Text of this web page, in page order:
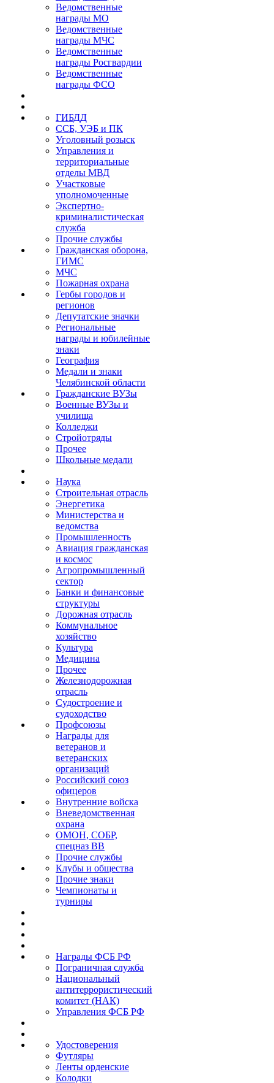
Ведомственные
награды МО
Ведомственные
награды МЧС
Ведомственные
награды Росгвардии
Ведомственные
награды ФСО
ГИБДД
ССБ, УЭБ и ПК
Уголовный розыск
Управления и
территориальные
отделы МВД
Участковые
уполномоченные
Экспертно-
криминалистическая
служба
Прочие службы
Гражданская оборона,
ГИМС
МЧС
Пожарная охрана
Гербы городов и
регионов
Депутатские значки
Региональные
награды и юбилейные
знаки
География
Медали и знаки
Челябинской области
Гражданские ВУЗы
Военные ВУЗы и
училища
Колледжи
Стройотряды
Прочее
Школьные медали
Наука
Строительная отрасль
Энергетика
Министерства и
ведомства
Промышленность
Авиация гражданская
и космос
Агропромышленный
сектор
Банки и финансовые
структуры
Дорожная отрасль
Коммунальное
хозяйство
Культура
Медицина
Прочее
Железнодорожная
отрасль
Судостроение и
судоходство
Профсоюзы
Награды для
ветеранов и
ветеранских
организаций
Российский союз
офицеров
Внутренние войска
Вневедомственная
охрана
ОМОН, СОБР,
спецназ ВВ
Прочие службы
Клубы и общества
Прочие знаки
Чемпионаты и
турниры
Награды ФСБ РФ
Пограничная служба
Национальный
антитеррористический
комитет (НАК)
Управления ФСБ РФ
Удостоверения
Футляры
Ленты орденские
Колодки